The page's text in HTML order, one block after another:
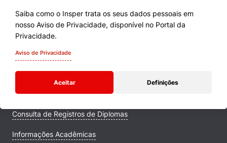
Saiba como o Insper trata os seus dados pessoais em
nosso Aviso de Privacidade, disponível no Portal da
Privacidade.
Aviso de Privacidade
Aceitar Definições
Cursos
Quem Somos
Comunidade Transforme
Campus
Consulta de Registros de Diplomas
Informações Acadêmicas